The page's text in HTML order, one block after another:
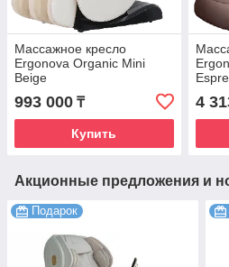
Массажное кресло
Ergonova Organic Mini
Beige
993 000 ₸
Купить
4
Акционные предложения и
Подарок